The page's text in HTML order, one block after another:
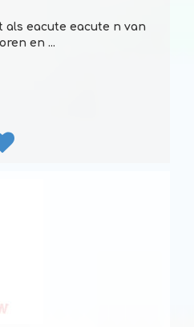
als eacute eacute n van
en ...